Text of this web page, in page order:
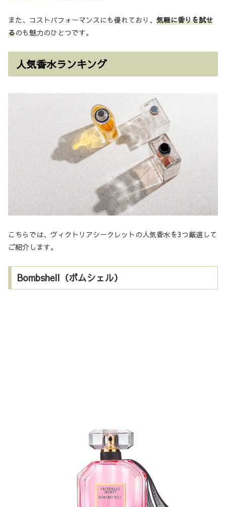
また、コストパフォーマンスにも優れており、 気軽に香りを試せ
るのも魅力のひとつです。
人気香水ランキング
こちらでは、ヴィクトリアシークレットの人気香水を3つ厳選して
ご紹介します。
Bombshell（ボムシェル）